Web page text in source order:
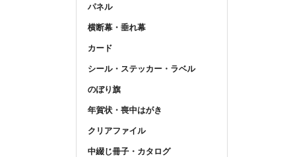
パネル
横断幕・垂れ幕
カード
シール・ステッカー・ラベル
のぼり旗
年賀状・喪中はがき
クリアファイル
中綴じ冊子・カタログ